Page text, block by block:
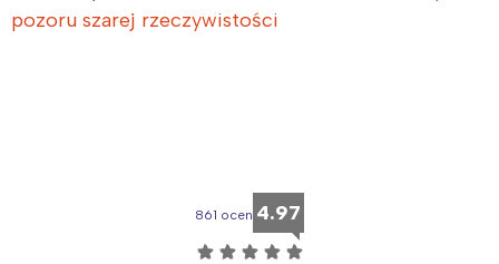
pozoru szarej rzeczywistości
861 ocen 4.97
☆ ☆ ☆ ☆ ☆